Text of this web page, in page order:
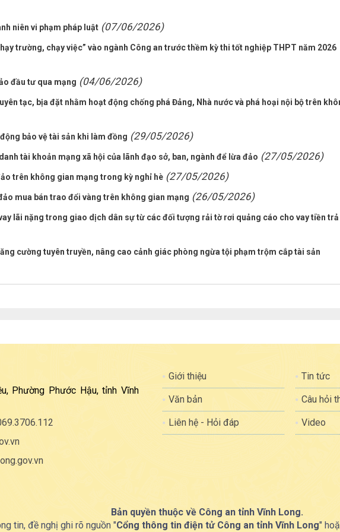
niên vi phạm pháp luật (07/06/2026)
trường, chạy việc” vào ngành Công an trước thềm kỳ thi tốt nghiệp THPT năm 2026
đầu tư qua mạng (04/06/2026)
tạc, bịa đặt nhằm hoạt động chống phá Đảng, Nhà nước và phá hoại nội bộ trên
bảo vệ tài sản khi làm đồng (29/05/2026)
tài khoản mạng xã hội của lãnh đạo sở, ban, ngành để lừa đảo (27/05/2026)
trên không gian mạng trong kỳ nghỉ hè (27/05/2026)
mua bán trao đổi vàng trên không gian mạng (26/05/2026)
lãi nặng trong giao dịch dân sự từ các đối tượng rải tờ rơi quảng cáo cho vay tiền trả
cường tuyên truyền, nâng cao cảnh giác phòng ngừa tội phạm trộm cắp tài sản
Phường Phước Hậu, tỉnh Vĩnh
Giới thiệu Tin tức
Văn bản Câu hỏi
Liên hệ - Hỏi đáp Video
Bản quyền thuộc về Công an tỉnh Vĩnh Long.
tin, đề nghị ghi rõ nguồn "Cổng thông tin điện tử Công an tỉnh Vĩnh Long"